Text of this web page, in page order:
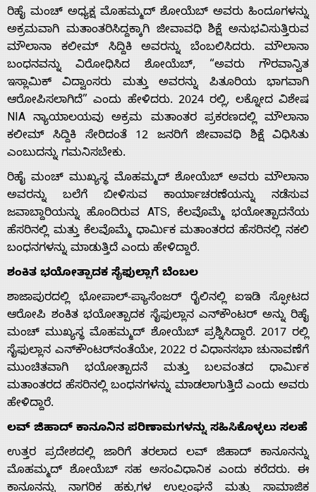
ರಿಹೈ ಮಂಚ್ ಅಧ್ಯಕ್ಷ ಮೊಹಮ್ಮದ್ ಶೋಯೆಬ್ ಅವರು ಹಿಂದೂಗಳನ್ನು
ಅಕ್ರಮವಾಗಿ ಮತಾಂತರಿಸಿದ್ದಕ್ಕಾಗಿ ಜೀವಾವಧಿ ಶಿಕ್ಷೆ ಅನುಭವಿಸುತ್ತಿರುವ
ಮೌಲಾನಾ ಕಲೀಮ್ ಸಿದ್ದಿಕಿ ಅವರನ್ನು ಬೆಂಬಲಿಸಿದರು. ಮೌಲಾನಾ
ಬಂಧನವನ್ನು ವಿರೋಧಿಸಿದ ಶೋಯೆಬ್, “ಅವರು ಗೌರವಾನ್ವಿತ
ಇಸ್ಲಾಮಿಕ್ ವಿದ್ವಾಂಸರು ಮತ್ತು ಅವರನ್ನು ಪಿತೂರಿಯ ಭಾಗವಾಗಿ
ಆರೋಪಿಸಲಾಗಿದೆ” ಎಂದು ಹೇಳಿದರು. 2024 ರಲ್ಲಿ, ಲಕ್ನೋದ ವಿಶೇಷ
NIA ನ್ಯಾಯಾಲಯವು ಅಕ್ರಮ ಮತಾಂತರ ಪ್ರಕರಣದಲ್ಲಿ ಮೌಲಾನಾ
ಕಲೀಮ್ ಸಿದ್ದಿಕಿ ಸೇರಿದಂತೆ 12 ಜನರಿಗೆ ಜೀವಾವಧಿ ಶಿಕ್ಷೆ ವಿಧಿಸಿತು
ಎಂಬುದನ್ನು ಗಮನಿಸಬೇಕು.
ರಿಹೈ ಮಂಚ್ ಮುಖ್ಯಸ್ಥ ಮೊಹಮ್ಮದ್ ಶೋಯೆಬ್ ಅವರು ಮೌಲಾನಾ
ಅವರನ್ನು ಬಲೆಗೆ ಬೀಳಿಸುವ ಕಾರ್ಯಾಚರಣೆಯನ್ನು ನಡೆಸುವ
ಜವಾಬ್ದಾರಿಯನ್ನು ಹೊಂದಿರುವ ATS, ಕೆಲವೊಮ್ಮೆ ಭಯೋತ್ಪಾದನೆಯ
ಹೆಸರಿನಲ್ಲಿ ಮತ್ತು ಕೆಲವೊಮ್ಮೆ ಧಾರ್ಮಿಕ ಮತಾಂತರದ ಹೆಸರಿನಲ್ಲಿ ನಕಲಿ
ಬಂಧನಗಳನ್ನು ಮಾಡುತ್ತಿದೆ ಎಂದು ಹೇಳಿದ್ದಾರೆ.
ಶಂಕಿತ ಭಯೋತ್ಪಾದಕ ಸೈಫುಲ್ಲಾಗೆ ಬೆಂಬಲ
ಶಾಜಾಪುರದಲ್ಲಿ ಭೋಪಾಲ್-ಪ್ಯಾಸೆಂಜರ್ ರೈಲಿನಲ್ಲಿ ಐಇಡಿ ಸ್ಫೋಟದ
ಆರೋಪಿ ಶಂಕಿತ ಭಯೋತ್ಪಾದಕ ಸೈಫುಲ್ಲಾನ ಎನ್‌ಕೌಂಟರ್ ಅನ್ನು ರಿಹೈ
ಮಂಚ್ ಮುಖ್ಯಸ್ಥ ಮೊಹಮ್ಮದ್ ಶೋಯೆಬ್ ಪ್ರಶ್ನಿಸಿದ್ದಾರೆ. 2017 ರಲ್ಲಿ
ಸೈಫುಲ್ಲಾನ ಎನ್‌ಕೌಂಟರ್‌ನಂತೆಯೇ, 2022 ರ ವಿಧಾನಸಭಾ ಚುನಾವಣೆಗೆ
ಮುಂಚಿತವಾಗಿ ಭಯೋತ್ಪಾದನೆ ಮತ್ತು ಬಲವಂತದ ಧಾರ್ಮಿಕ
ಮತಾಂತರದ ಹೆಸರಿನಲ್ಲಿ ಬಂಧನಗಳನ್ನು ಮಾಡಲಾಗುತ್ತಿದೆ ಎಂದು ಅವರು
ಹೇಳಿದ್ದಾರೆ.
ಲವ್ ಜಿಹಾದ್ ಕಾನೂನಿನ ಪರಿಣಾಮಗಳನ್ನು ಸಹಿಸಿಕೊಳ್ಳಲು ಸಲಹೆ
ಉತ್ತರ ಪ್ರದೇಶದಲ್ಲಿ ಜಾರಿಗೆ ತರಲಾದ ಲವ್ ಜಿಹಾದ್ ಕಾನೂನನ್ನು
ಮೊಹಮ್ಮದ್ ಶೋಯೆಬ್ ಸಹ ಅಸಂವಿಧಾನಿಕ ಎಂದು ಕರೆದರು. ಈ